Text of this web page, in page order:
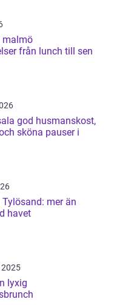
malmö
från lunch till sen
sköna pauser i
mer än
havet
2025
lyxig